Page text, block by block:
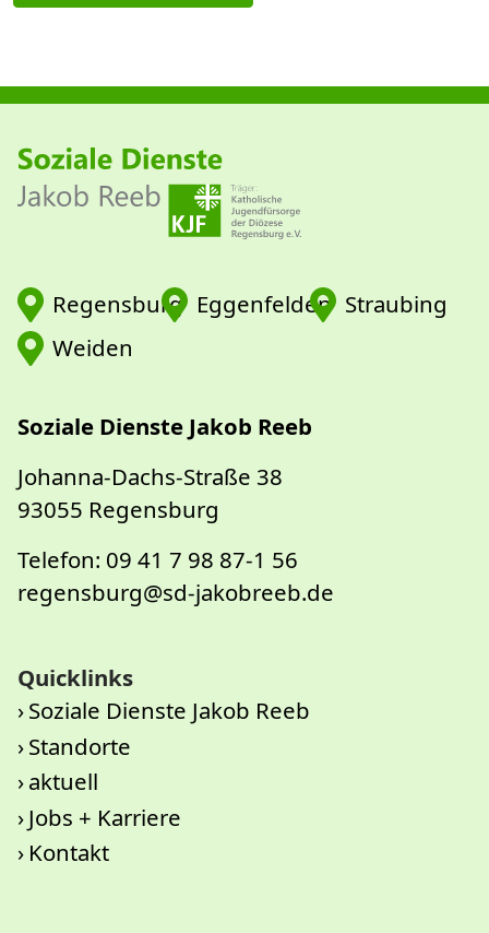
Regensburg Eggenfelden Straubing
Weiden
Soziale Dienste Jakob Reeb
Johanna-Dachs-Straße 38
93055 Regensburg
Telefon: 09 41 7 98 87-1 56
regensburg@sd-jakobreeb.de
Quicklinks
Soziale Dienste Jakob Reeb
Standorte
aktuell
Jobs + Karriere
Kontakt